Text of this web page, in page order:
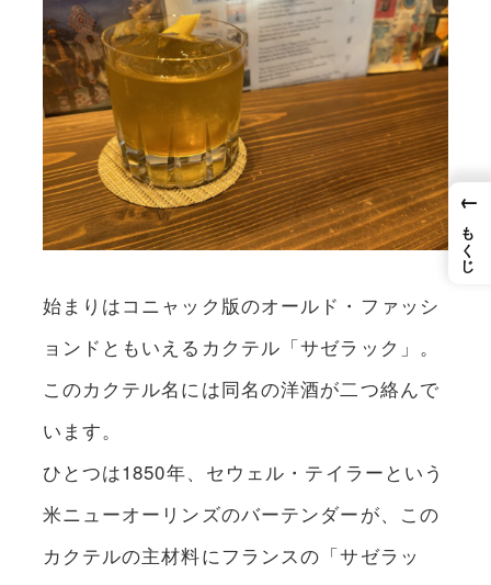
始まりはコニャック版のオールド・ファッシ
ョンドともいえるカクテル「サゼラック」。
このカクテル名には同名の洋酒が二つ絡んで
います。
ひとつは1850年、セウェル・テイラーという
米ニューオーリンズのバーテンダーが、この
カクテルの主材料にフランスの「サゼラッ
←
もくじ